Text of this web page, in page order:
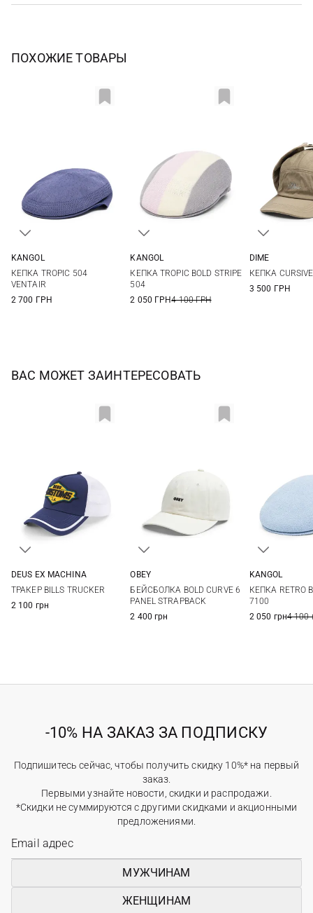
ПОХОЖИЕ ТОВАРЫ
KANGOL
КЕПКА TROPIC 504
VENTAIR
2 700 ГРН
KANGOL
КЕПКА TROPIC BOLD STRIPE
504
2 050 ГРН4 100 ГРН
DIME
КЕПКА
3 500 ГРН
ВАС МОЖЕТ ЗАИНТЕРЕСОВАТЬ
DEUS EX MACHINА
ТРАКЕР BILLS TRUCKER
2 100 грн
OBEY
БЕЙСБОЛКА BOLD CURVE 6
PANEL STRAPBACK
2 400 грн
KANGOL
КЕПКА RETRO
7100
2 050 грн4 100
-10% НА ЗАКАЗ ЗА ПОДПИСКУ
Подпишитесь сейчас, чтобы получить скидку 10%* на первый
заказ.
Первыми узнайте новости, скидки и распродажи.
*Скидки не суммируются с другими скидками и акционными
предложениями.
МУЖЧИНАМ
ЖЕНЩИНАМ